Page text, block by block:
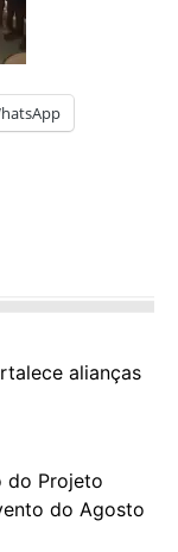
alianças
do Projeto
do Agosto